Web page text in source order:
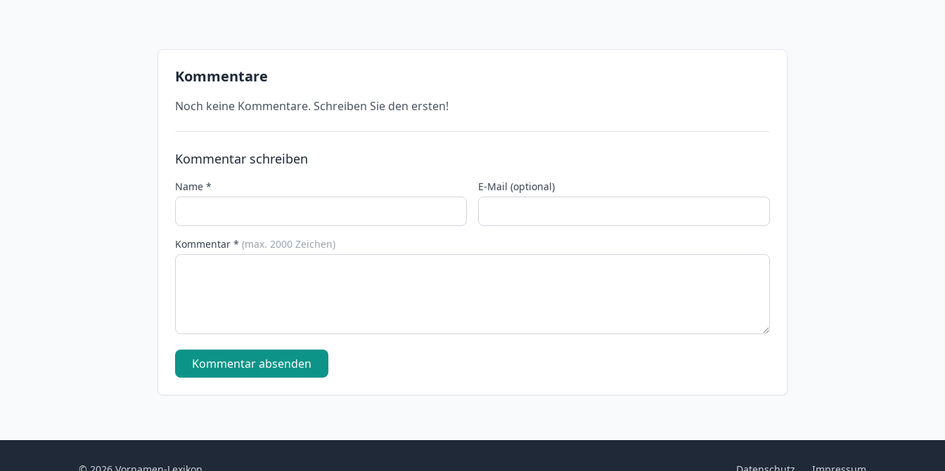
Kommentare
Noch keine Kommentare. Schreiben Sie den ersten!
Kommentar schreiben
Name * E-Mail (optional)
Kommentar * (max. 2000 Zeichen)
Kommentar absenden